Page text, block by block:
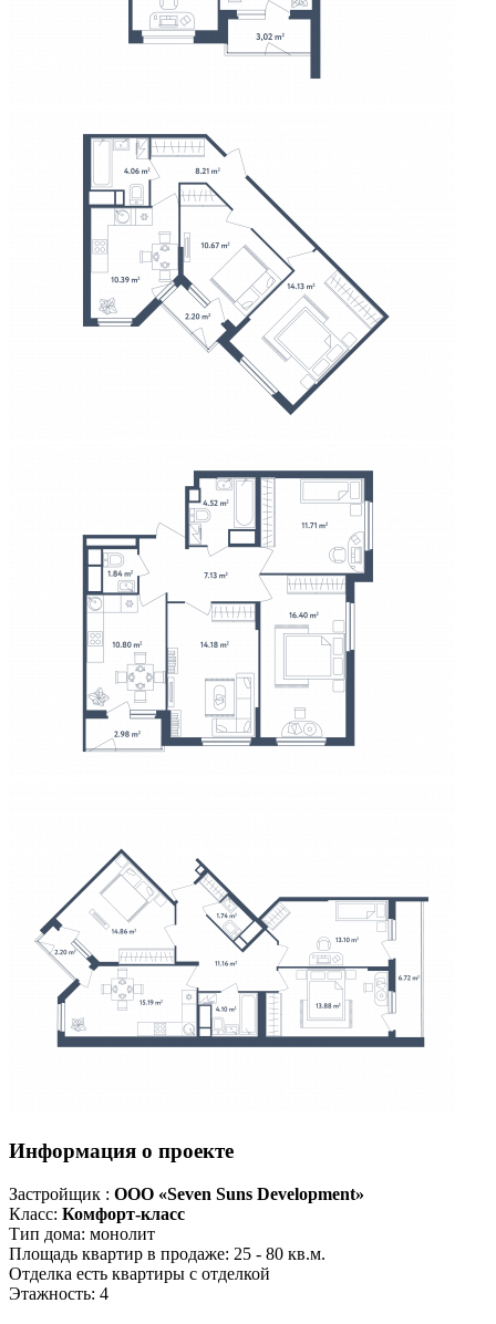
Информация о проекте
Застройщик : ООО «Seven Suns Development»
Класс: Комфорт-класс
Тип дома: монолит
Площадь квартир в продаже: 25 - 80 кв.м.
Отделка есть квартиры с отделкой
Этажность: 4